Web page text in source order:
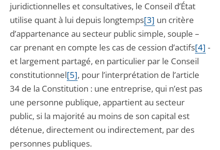
juridictionnelles et consultatives, le Conseil d’État
utilise quant à lui depuis longtemps[3] un critère
d’appartenance au secteur public simple, souple –
car prenant en compte les cas de cession d’actifs[4] -
et largement partagé, en particulier par le Conseil
constitutionnel[5], pour l’interprétation de l’article
34 de la Constitution : une entreprise, qui n’est pas
une personne publique, appartient au secteur
public, si la majorité au moins de son capital est
détenue, directement ou indirectement, par des
personnes publiques.